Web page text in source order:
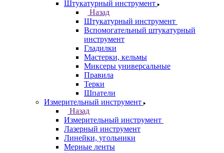
Штукатурный инструмент
Назад
Штукатурный инструмент
Вспомогательный штукатурный
инструмент
Гладилки
Мастерки, кельмы
Миксеры универсальные
Правила
Терки
Шпатели
Измерительный инструмент
Назад
Измерительный инструмент
Лазерный инструмент
Линейки, угольники
Мерные ленты